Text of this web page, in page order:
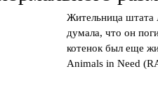
Жительница штата
думала, что он
котенок был еще
Animals in Need